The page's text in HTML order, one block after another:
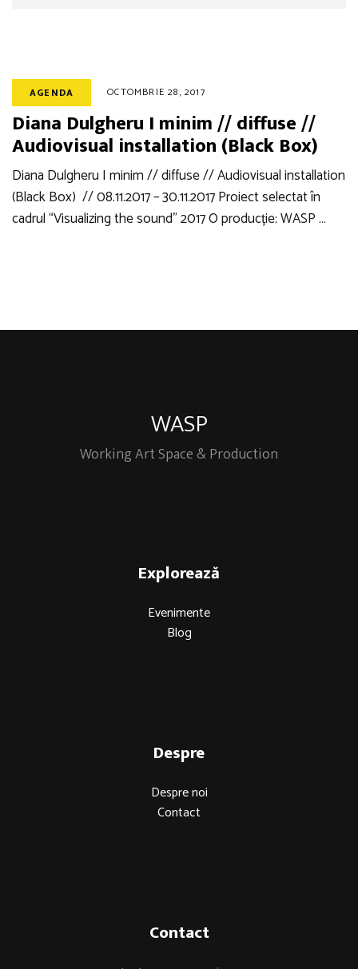
AGENDA OCTOMBRIE 28, 2017
Diana Dulgheru I minim // diffuse //
Audiovisual installation (Black Box)
Diana Dulgheru I minim // diffuse // Audiovisual installation
(Black Box) // 08.11.2017 – 30.11.2017 Proiect selectat în
cadrul “Visualizing the sound” 2017 O producție: WASP …
WASP
Working Art Space & Production
Explorează
Evenimente
Blog
Despre
Despre noi
Contact
Contact